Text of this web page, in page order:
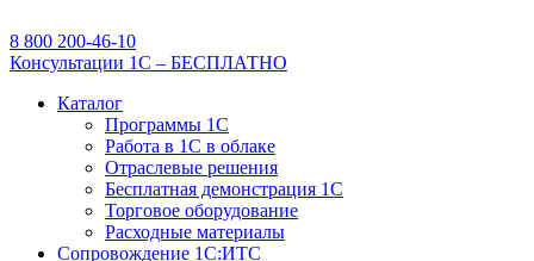
8 800 200-46-10
Консультации 1С – БЕСПЛАТНО
Каталог
Программы 1С
Работа в 1С в облаке
Отраслевые решения
Бесплатная демонстрация 1С
Торговое оборудование
Расходные материалы
Сопровождение 1С:ИТС